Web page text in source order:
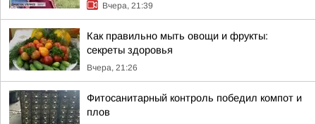
Вчера, 21:39
Как правильно мыть овощи и фрукты:
секреты здоровья
Вчера, 21:26
Фитосанитарный контроль победил компот и
плов